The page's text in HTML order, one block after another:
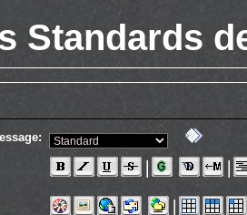
Standards